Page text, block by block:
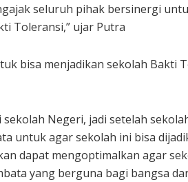
seluruh pihak bersinergi
Toleransi,” ujar Putra
bisa menjadikan sekolah Bakti
Negeri, jadi setelah
untuk agar sekolah ini bisa
dapat mengoptimalkan agar
yang berguna bagi bangsa